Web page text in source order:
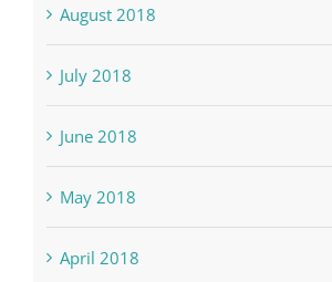
August 2018
July 2018
June 2018
May 2018
April 2018